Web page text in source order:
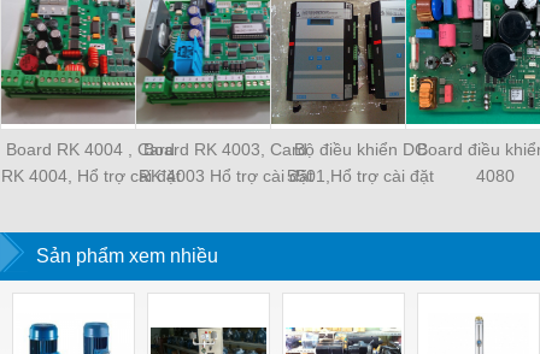
Board RK 4004 , Card
RK 4004, Hổ trợ cài đặt
Board RK 4003, Card
RK 4003 Hổ trợ cài đặt
Bộ điều khiển DC
5501,Hổ trợ cài đặt
Board điều
4080
Sản phẩm xem nhiều